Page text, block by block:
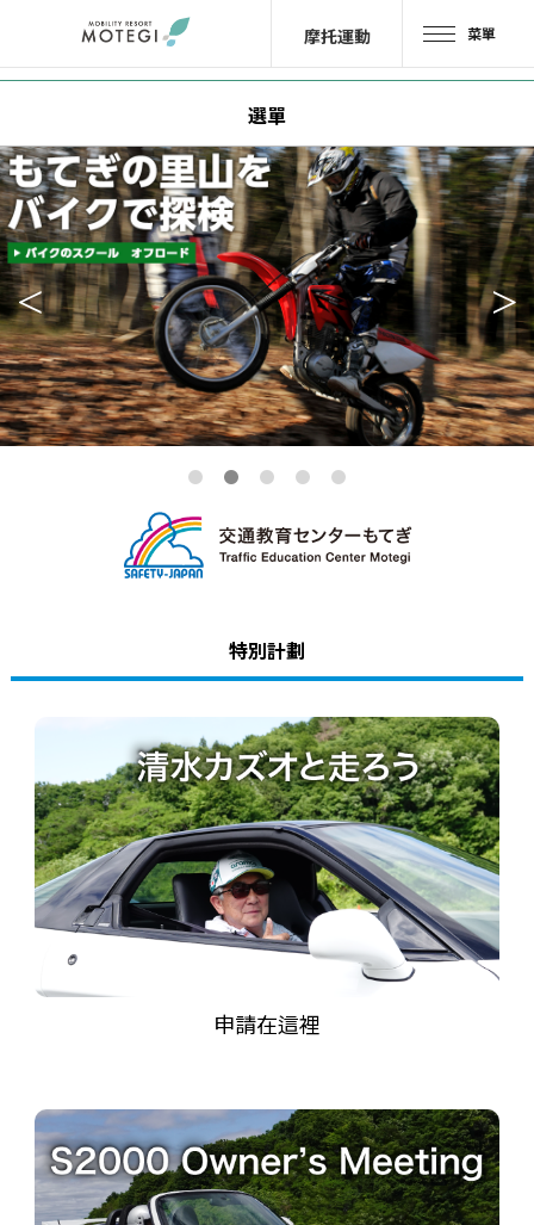
摩托運動 菜單
區域・設施
景點・ 活動
摩托車運動
酒店・露營
商店
費用・票券
場內地圖 訪問
服務指南 問卷調查
選單
特別計劃
申請在這裡